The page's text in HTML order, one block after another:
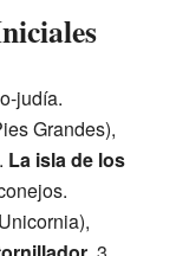
judía.
Grandes),
La isla de los